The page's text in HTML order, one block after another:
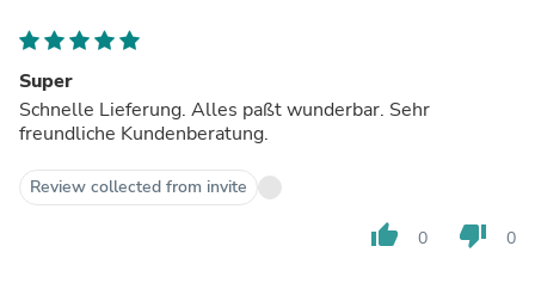
Super
Schnelle Lieferung. Alles paßt wunderbar. Sehr
freundliche Kundenberatung.
Review collected from invite
thumb_up 0 thumb_down 0